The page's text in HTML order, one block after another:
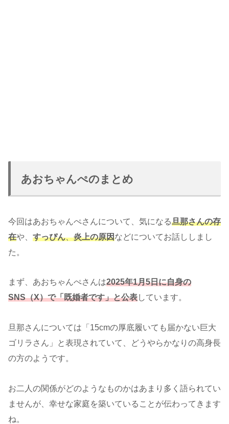
あおちゃんぺのまとめ
今回はあおちゃんぺさんについて、気になる旦那さんの存
在や、 すっぴん、炎上の原因などについてお話ししまし
た。
まず、あおちゃんぺさんは2025年1月5日に自身の
SNS（X）で「既婚者です」と公表しています。
旦那さんについては「15cmの厚底履いても届かない巨大
ゴリラさん」と表現されていて、どうやらかなりの高身長
の方のようです。
お二人の関係がどのようなものかはあまり多く語られてい
ませんが、幸せな家庭を築いていることが伝わってきます
ね。